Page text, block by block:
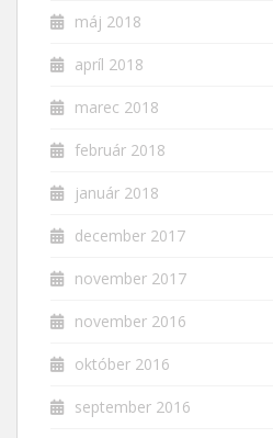
máj 2018
apríl 2018
marec 2018
február 2018
január 2018
december 2017
november 2017
november 2016
október 2016
september 2016